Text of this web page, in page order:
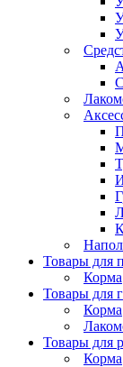
Товары для
Корма
Товары для
Корма
Товары для
Корма